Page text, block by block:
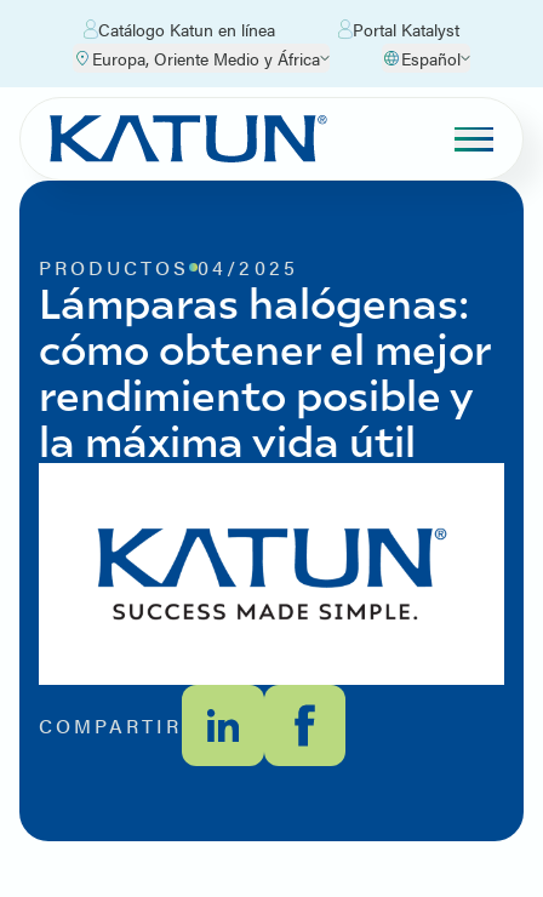
Catálogo Katun en línea
Portal Katalyst
Europa, Oriente Medio y África
Español
PRODUCTOS 04/2025
Lámparas halógenas:
cómo obtener el mejor
rendimiento posible y
la máxima vida útil
COMPARTIR